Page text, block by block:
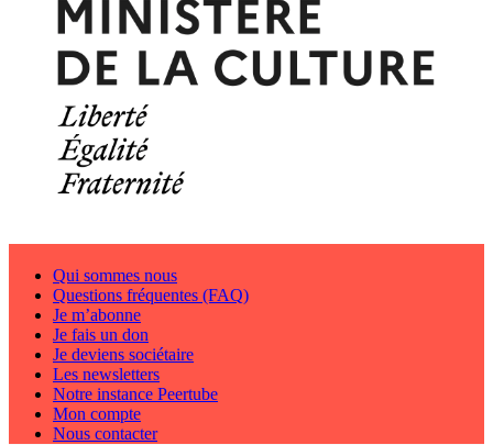
Qui sommes nous
Questions fréquentes (FAQ)
Je m’abonne
Je fais un don
Je deviens sociétaire
Les newsletters
Notre instance Peertube
Mon compte
Nous contacter